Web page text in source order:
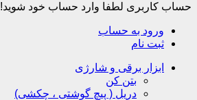
حساب کاربری لطفا وارد حساب خود شوید!
ورود به حساب
ثبت نام
ابزار برقی و شارژی
بتن کن
دریل ( پیچ گوشتی ، چکشی)